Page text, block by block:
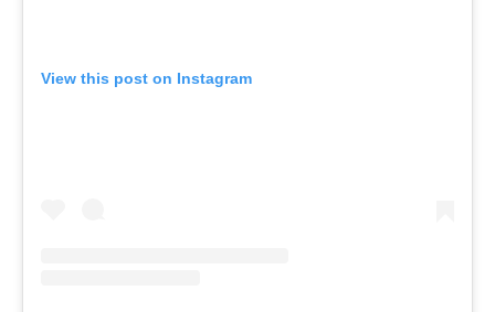
View this post on Instagram